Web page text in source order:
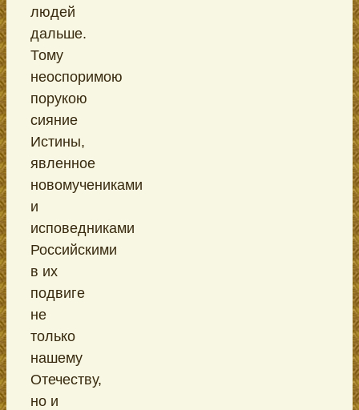
людей
дальше.
Тому
неоспоримою
порукою
сияние
Истины,
явленное
новомучениками
и
исповедниками
Российскими
в их
подвиге
не
только
нашему
Отечеству,
но и